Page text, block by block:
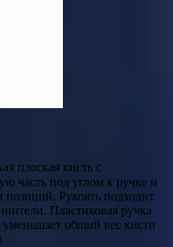
плоская кисть с
часть под углом к ручке и
позиций. Рукоять подходит
Пластиковая ручка
общий вес кисти